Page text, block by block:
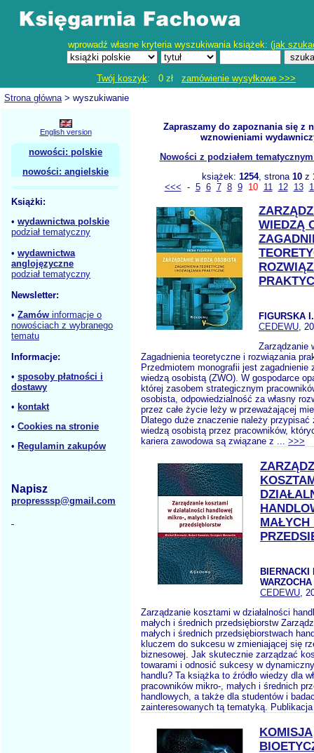
wprowadź własne kryteria wyszukiwania książek: (jak
Twój koszyk: 0 zł zamówienie wysyłkowe >>>
Strona główna> wyszukiwanie
English version
nowości: polskie
nowości: angielskie
Książki:
• wydawnictwa polskie
podział tematyczny
• wydawnictwa
anglojęzyczne
podział tematyczny
Newsletter:
• Zamów informacje o
nowościach z wybranego
tematu
Informacje:
• sposoby płatności i
dostawy
• kontakt
• Cookies na stronie
• Regulamin zakupów
Napisz
propresssp@gmail.com
Zapraszamy do zapoznania się z
wznowieniami
Nowości z podziałem
książek: 1254, strona 10 z
<<< - 5 6 7 8 9 10 11 12 13
WIEDZĄ
FIGURSKA I.
CEDEWU,
Zarządzanie
Zagadnienia teoretyczne i rozwiązania
Przedmiotem monografii jest zagadnienie
wiedzą osobistą (ZWO). W gospodarce
której zasobem strategicznym
osobista, odpowiedzialność za własny
przez całe życie leży w przeważającej
Dlatego duże znaczenie należy przypisać
wiedzą osobistą przez pracowników,
kariera zawodowa są związane z ... >>>
MAŁYCH
BIERNACKI
CEDEWU,
Zarządzanie kosztami w działalności
małych i średnich przedsiębiorstw
małych i średnich przedsiębiorstwach
kluczem do sukcesu w zmieniającej się
biznesowej. Jak skutecznie zarządzać
towarami i odnosić sukcesy w
handlu? Ta książka to źródło wiedzy dla
pracowników mikro-, małych i średnich
handlowych, a także dla studentów i
zainteresowanych tą tematyką.
KOMISJA